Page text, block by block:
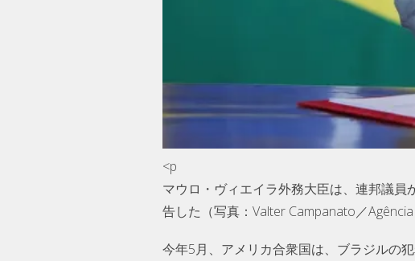
<p
マウロ・ヴィエイラ外務大臣は、連邦議
告した（写真：Valter Campanato／Agência
今年5月、アメリカ合衆国は、ブラジルの